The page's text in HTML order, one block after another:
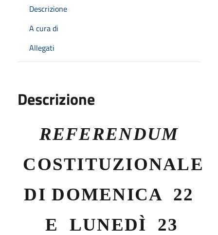
Descrizione
A cura di
Allegati
Descrizione
REFERENDUM
COSTITUZIONALE
DI DOMENICA 22
E
LUNEDÌ
23